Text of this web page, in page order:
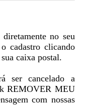
diretamente no seu
cadastro clicando
caixa postal.
ser cancelado a
REMOVER MEU
com nossas